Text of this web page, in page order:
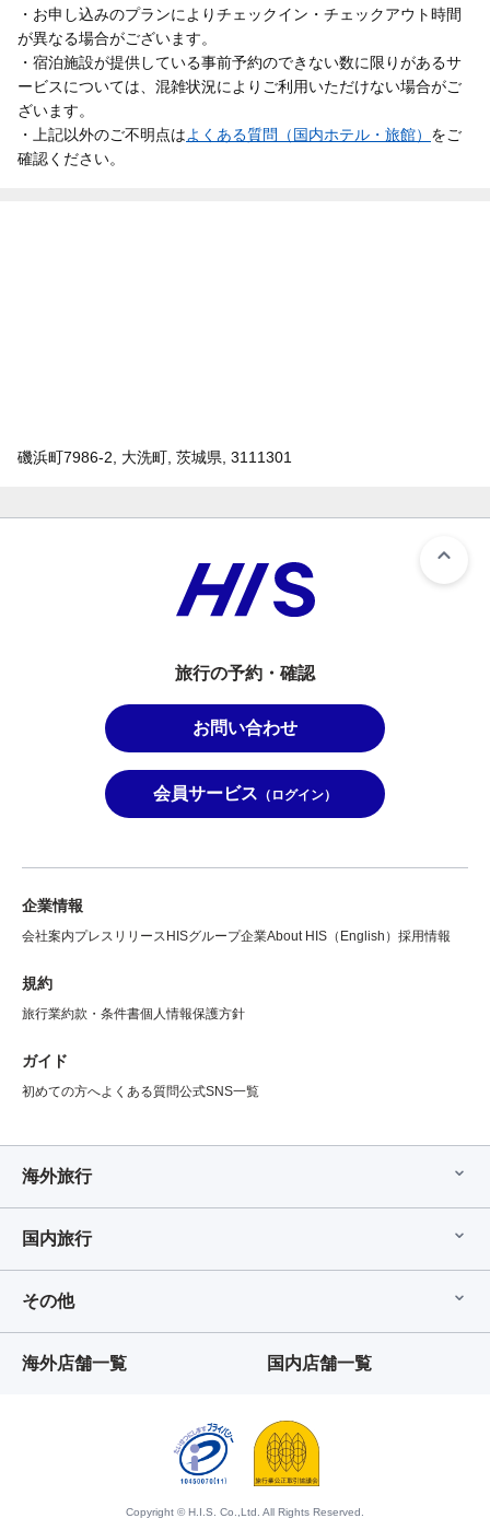
・お申し込みのプランによりチェックイン・チェックアウト時間
が異なる場合がございます。
・宿泊施設が提供している事前予約のできない数に限りがあるサ
ービスについては、混雑状況によりご利用いただけない場合がご
ざいます。
・上記以外のご不明点はよくある質問（国内ホテル・旅館） をご
確認ください。
磯浜町7986-2, 大洗町, 茨城県, 3111301
旅行の予約・確認
お問い合わせ
会員サービス （ログイン）
企業情報
会社案内プレスリリース HISグループ企業About HIS（English） 採用情報
規約
旅行業約款・条件書個人情報保護方針
ガイド
初めての方へよくある質問公式SNS一覧
海外旅行
国内旅行
その他
海外店舗一覧 国内店舗一覧
Copyright © H.I.S. Co.,Ltd. All Rights Reserved.